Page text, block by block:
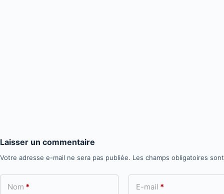
Laisser un commentaire
Votre adresse e-mail ne sera pas publiée. Les champs obligatoires
Nom * E-mail *